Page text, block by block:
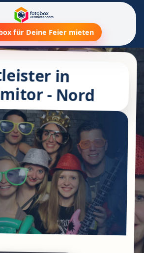
für Deine Feier mieten
in
- Nord